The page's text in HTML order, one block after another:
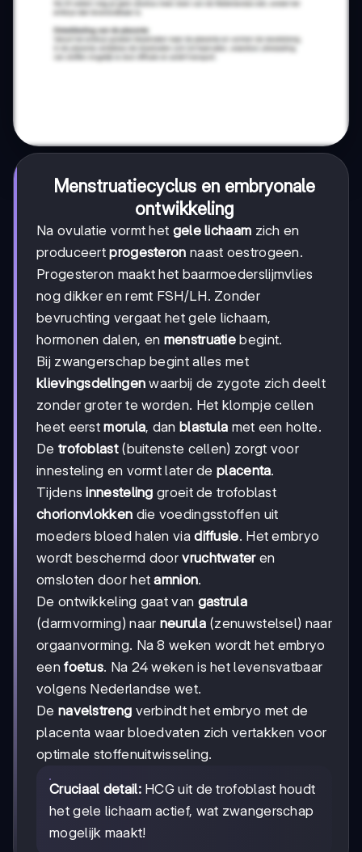
Menstruatiecyclus en embryonale
ontwikkeling
Na ovulatie vormt het gele lichaam zich en
produceertprogesteron naast oestrogeen.
Progesteron maakt het baarmoederslijmvlies
nog dikker en remt FSH/LH. Zonder
bevruchting vergaat het gele lichaam,
hormonen dalen, en menstruatie begint.
Bij zwangerschap begint alles met
klievingsdelingen waarbij de zygote zich deelt
zonder groter te worden. Het klompje cellen
heet eerstmorula, dan blastula met een holte.
De trofoblast(buitenste cellen) zorgt voor
innesteling en vormt later deplacenta.
Tijdensinnesteling groeit de trofoblast
chorionvlokken die voedingsstoffen uit
moeders bloed halen viadiffusie. Het embryo
wordt beschermd doorvruchtwateren
omsloten door hetamnion.
De ontwikkeling gaat van gastrula
(darmvorming) naar neurula(zenuwstelsel) naar
orgaanvorming. Na 8 weken wordt het embryo
eenfoetus. Na 24 weken is het levensvatbaar
volgens Nederlandse wet.
De navelstreng verbindt het embryo met de
placenta waar bloedvaten zich vertakken voor
optimale stoffenuitwisseling.
Cruciaal detail:HCG uit de trofoblast houdt
het gele lichaam actief, wat zwangerschap
mogelijk maakt!